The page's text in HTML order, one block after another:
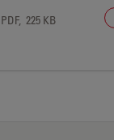
PDF, 225 KB